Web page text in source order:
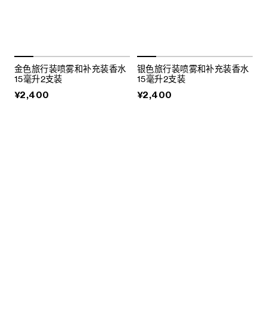
金色旅行装喷雾和补充装香水
15毫升2支装
¥2,400
银色旅行装喷雾和补充装香水
15毫升2支装
¥2,400